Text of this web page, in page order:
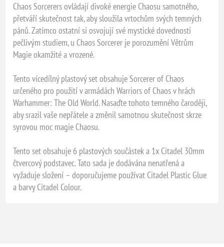
Chaos Sorcerers ovládají divoké energie Chaosu samotného,
přetváří skutečnost tak, aby sloužila vrtochům svých temných
pánů. Zatímco ostatní si osvojují své mystické dovednosti
pečlivým studiem, u Chaos Sorcerer je porozumění Větrům
Magie okamžité a vrozené.
Tento vícedílný plastový set obsahuje Sorcerer of Chaos
určeného pro použití v armádách Warriors of Chaos v hrách
Warhammer: The Old World. Nasaďte tohoto temného čaroději,
aby srazil vaše nepřátele a změnil samotnou skutečnost skrze
syrovou moc magie Chaosu.
Tento set obsahuje 6 plastových součástek a 1x Citadel 30mm
čtvercový podstavec. Tato sada je dodávána nenatřená a
vyžaduje složení – doporučujeme používat Citadel Plastic Glue
a barvy Citadel Colour.